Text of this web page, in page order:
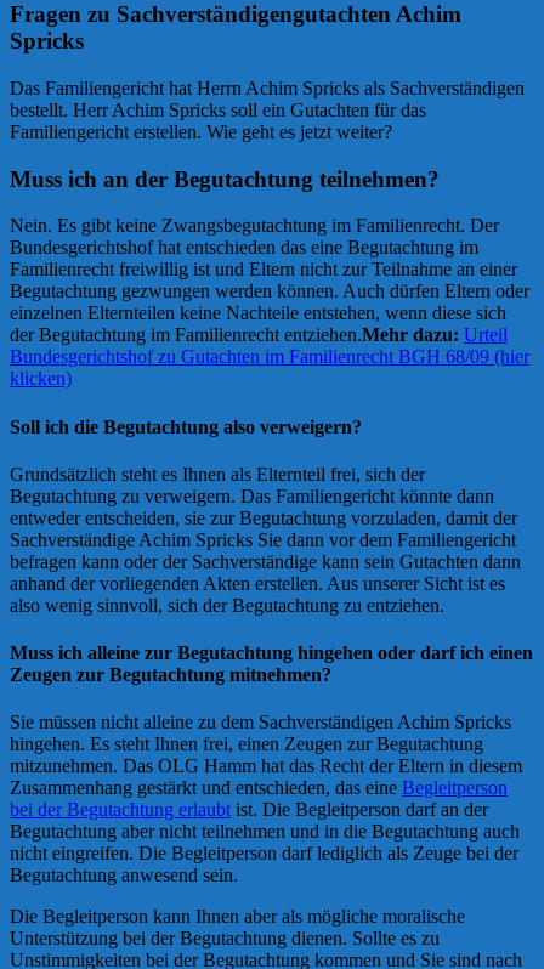
Fragen zu Sachverständigengutachten Achim
Spricks
Das Familiengericht hat Herrn Achim Spricks als Sachverständigen
bestellt. Herr Achim Spricks soll ein Gutachten für das
Familiengericht erstellen. Wie geht es jetzt weiter?
Muss ich an der Begutachtung teilnehmen?
Nein. Es gibt keine Zwangsbegutachtung im Familienrecht. Der
Bundesgerichtshof hat entschieden das eine Begutachtung im
Familienrecht freiwillig ist und Eltern nicht zur Teilnahme an einer
Begutachtung gezwungen werden können. Auch dürfen Eltern oder
einzelnen Elternteilen keine Nachteile entstehen, wenn diese sich
der Begutachtung im Familienrecht entziehen.Mehr dazu: Urteil
Bundesgerichtshof zu Gutachten im Familienrecht BGH 68/09 (hier
klicken)
Soll ich die Begutachtung also verweigern?
Grundsätzlich steht es Ihnen als Elternteil frei, sich der
Begutachtung zu verweigern. Das Familiengericht könnte dann
entweder entscheiden, sie zur Begutachtung vorzuladen, damit der
Sachverständige Achim Spricks Sie dann vor dem Familiengericht
befragen kann oder der Sachverständige kann sein Gutachten dann
anhand der vorliegenden Akten erstellen. Aus unserer Sicht ist es
also wenig sinnvoll, sich der Begutachtung zu entziehen.
Muss ich alleine zur Begutachtung hingehen oder darf ich einen
Zeugen zur Begutachtung mitnehmen?
Sie müssen nicht alleine zu dem Sachverständigen Achim Spricks
hingehen. Es steht Ihnen frei, einen Zeugen zur Begutachtung
mitzunehmen. Das OLG Hamm hat das Recht der Eltern in diesem
Zusammenhang gestärkt und entschieden, das eine Begleitperson
bei der Begutachtung erlaubt ist. Die Begleitperson darf an der
Begutachtung aber nicht teilnehmen und in die Begutachtung auch
nicht eingreifen. Die Begleitperson darf lediglich als Zeuge bei der
Begutachtung anwesend sein.
Die Begleitperson kann Ihnen aber als mögliche moralische
Unterstützung bei der Begutachtung dienen. Sollte es zu
Unstimmigkeiten bei der Begutachtung kommen und Sie sind nach